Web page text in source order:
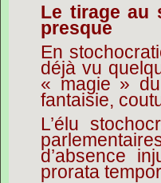
Le tirage au
presque
En
déjà vu
« magie »
fantaisie,
L’élu
d’absence
prorata